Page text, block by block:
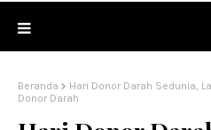
Beranda
Hari Donor Darah Sedunia,
Donor Darah